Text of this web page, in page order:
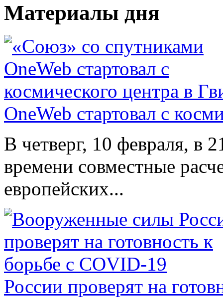
Материалы дня
OneWeb стартовал с
В четверг, 10 февраля, в
времени совместные
европейских...
России проверят на